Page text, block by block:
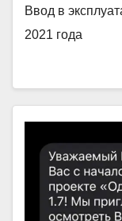
Ввод в
2021 года